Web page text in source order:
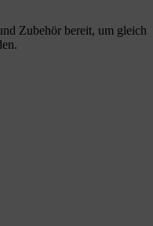
Zubehör bereit, um gleich